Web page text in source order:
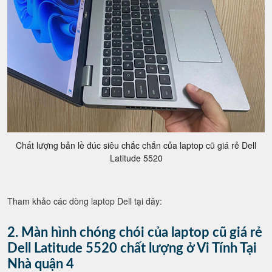
Chất lượng bản lề đúc siêu chắc chắn của laptop cũ giá rẻ Dell
Latitude 5520
Tham khảo các dòng laptop Dell tại đây:
2. Màn hình chóng chói của laptop cũ giá rẻ
Dell Latitude 5520 chất lượng ở Vi Tính Tại
Nhà quận 4